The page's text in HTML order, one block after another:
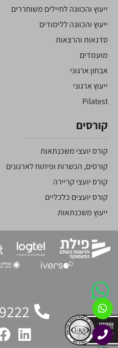
ייעוץ והכוונה לחיילים משוחררים
ייעוץ והכוונה ללימודים
סדנאות והרצאות
מועמדים
אבחון ארגוני
ייעוץ ארגוני
Pilatest
קורסים
קורס יועצי משכנתאות
קורסים, הכשרות ופיתוח לארגונים
קורס יועצי קריירה
קורס יועצים כלכליים
ייעוץ משכנתאות